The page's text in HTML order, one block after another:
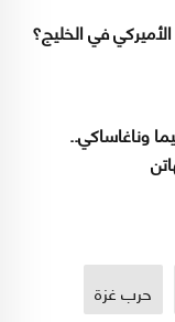
في الخليج؟
وناغاساكي..
حرب غزة